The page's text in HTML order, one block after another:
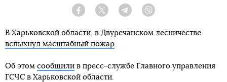
Facebook Twitter Telegram
В Харьковской области, в Двуречанском лесничестве
вспыхнул масштабный пожар.
Об этом сообщили в пресс-службе Главного управления
ГСЧС в Харьковской области.